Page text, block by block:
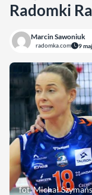
Radomki
Marcin Sawoniuk
radomka.com 9
fot. Michał